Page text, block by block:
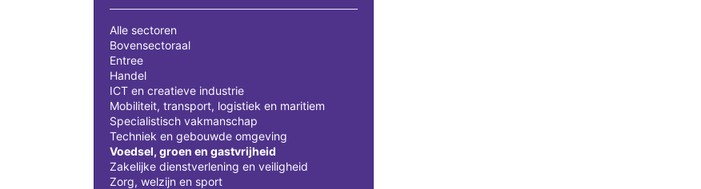
Alle sectoren
Bovensectoraal
Entree
Handel
ICT en creatieve industrie
Mobiliteit, transport, logistiek en maritiem
Specialistisch vakmanschap
Techniek en gebouwde omgeving
Voedsel, groen en gastvrijheid
Zakelijke dienstverlening en veiligheid
Zorg, welzijn en sport